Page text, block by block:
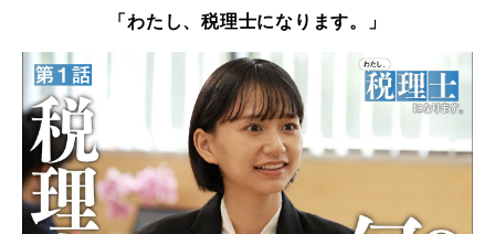
「わたし、税理士になります。」